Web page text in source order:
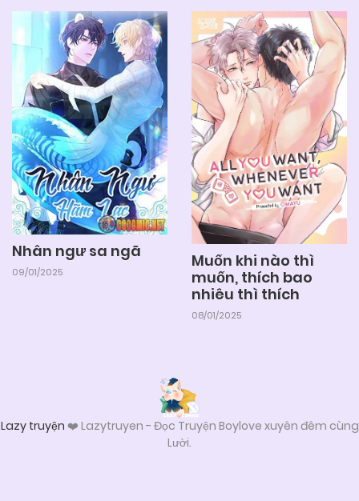
Nhân ngư sa ngã
09/01/2025
Muốn khi nào thì
muốn, thích bao
nhiêu thì thích
08/01/2025
Lazy truyện ❤️ Lazytruyen - Đọc Truyện Boylove xuyên đêm cùng
Lười.